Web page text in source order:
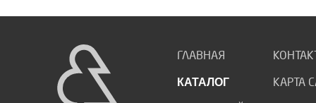
ГЛАВНАЯ
КАТАЛОГ КАРТА